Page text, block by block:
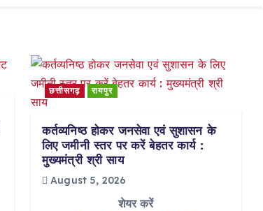
छत्तीसगढ़ रायपुर
कर्तव्यनिष्ठ होकर जनसेवा एवं सुशासन के
लिए जमीनी स्तर पर करें बेहतर कार्य :
मुख्यमंत्री श्री साय
August 5, 2026
शेयर करें